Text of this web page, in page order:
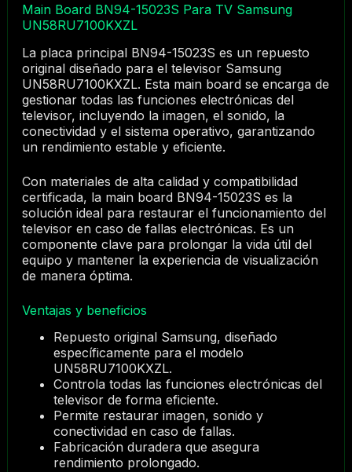
Main Board BN94-15023S Para TV Samsung
UN58RU7100KXZL
La placa principal BN94-15023S es un repuesto
original diseñado para el televisor Samsung
UN58RU7100KXZL. Esta main board se encarga de
gestionar todas las funciones electrónicas del
televisor, incluyendo la imagen, el sonido, la
conectividad y el sistema operativo, garantizando
un rendimiento estable y eficiente.
Con materiales de alta calidad y compatibilidad
certificada, la main board BN94-15023S es la
solución ideal para restaurar el funcionamiento del
televisor en caso de fallas electrónicas. Es un
componente clave para prolongar la vida útil del
equipo y mantener la experiencia de visualización
de manera óptima.
Ventajas y beneficios
Repuesto original Samsung, diseñado
específicamente para el modelo
UN58RU7100KXZL.
Controla todas las funciones electrónicas del
televisor de forma eficiente.
Permite restaurar imagen, sonido y
conectividad en caso de fallas.
Fabricación duradera que asegura
rendimiento prolongado.